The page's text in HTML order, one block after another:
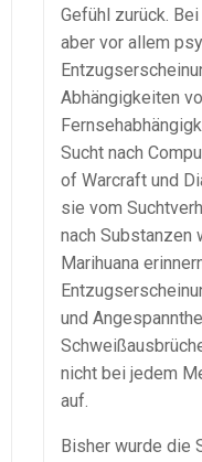
Gefühl zurück.
aber vor allem
Abhängigkeiten
Sucht nach
of Warcraft und
sie vom
nach Substanzen
Marihuana
und
nicht bei jedem
auf.
Bisher wurde die